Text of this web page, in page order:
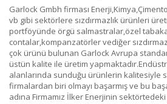
Garlock Gmbh firması
vb gibi sektörlere sızdırmazlık ürünleri
portföyünde örgü salmastralar,özel
contalar,kompanzatörler vediğer
çok ürünü bulunan Garlock Avrupa
üstün kalite ile üretim
alanlarında sunduğu ürünlerin kalitesiyle
firmalardan biri olmayı başarmış ve bu
adına Firmamız İlker Enerjinin